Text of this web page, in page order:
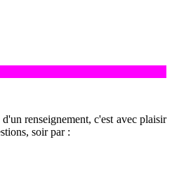
renseignement, c'est avec plaisir
soir par :